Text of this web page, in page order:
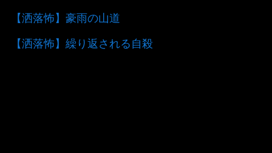
【洒落怖】豪雨の山道
【洒落怖】繰り返される自殺